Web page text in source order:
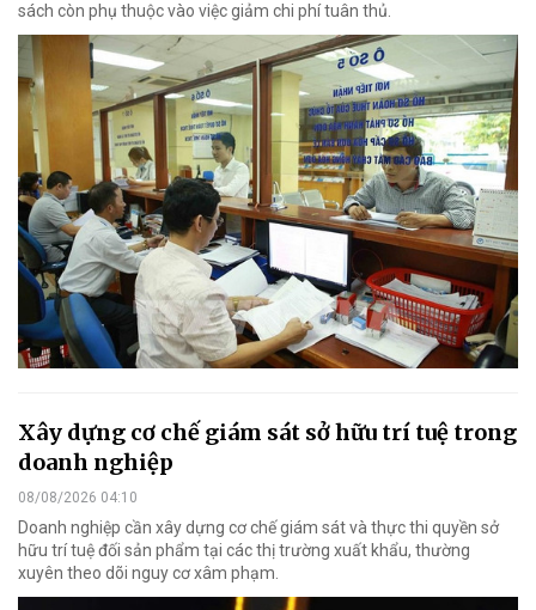
sách còn phụ thuộc vào việc giảm chi phí tuân thủ.
Xây dựng cơ chế giám sát sở hữu trí tuệ trong
doanh nghiệp
08/08/2026 04:10
Doanh nghiệp cần xây dựng cơ chế giám sát và thực thi quyền sở
hữu trí tuệ đối sản phẩm tại các thị trường xuất khẩu, thường
xuyên theo dõi nguy cơ xâm phạm.